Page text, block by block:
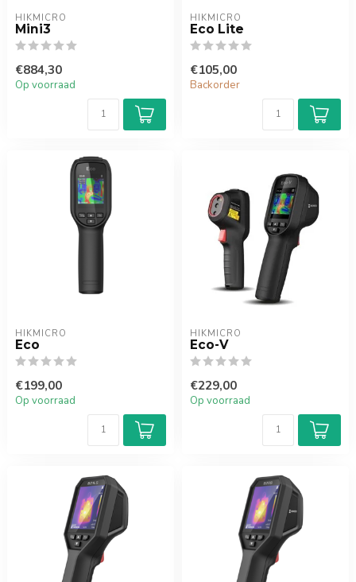
HIKMICRO
Mini3
€884,30
Op voorraad
HIKMICRO
Eco Lite
€105,00
Backorder
HIKMICRO
Eco
€199,00
Op voorraad
HIKMICRO
Eco-V
€229,00
Op voorraad